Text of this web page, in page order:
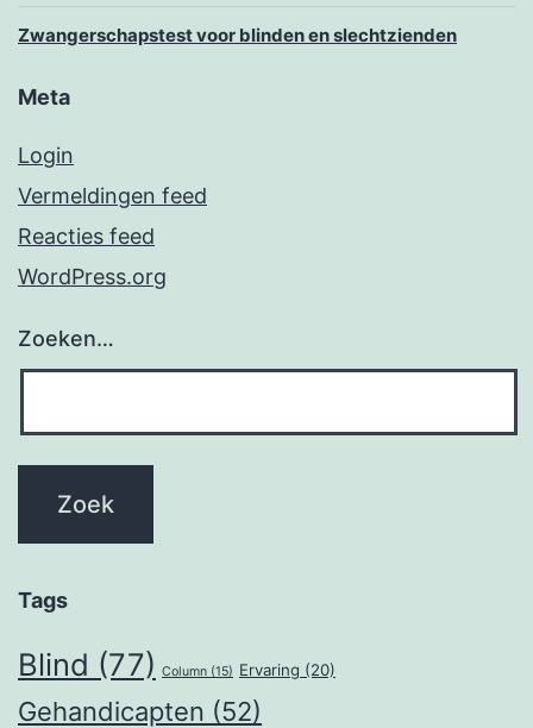
Zwangerschapstest voor blinden en slechtzienden
Meta
Login
Vermeldingen feed
Reacties feed
WordPress.org
Zoeken…
Tags
Blind (77) Column (15) Ervaring (20)
Gehandicapten (52)